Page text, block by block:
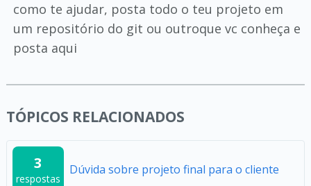
como te ajudar, posta todo o teu projeto em
um repositório do git ou outroque vc conheça e
posta aqui
TÓPICOS RELACIONADOS
3
respostas
Dúvida sobre projeto final para o cliente